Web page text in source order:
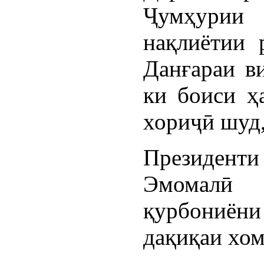
Данғараи
ки боиси
хориҷӣ
дақиқаи